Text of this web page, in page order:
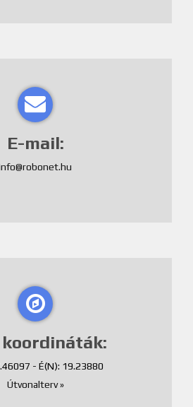
E-mail:
koordináták:
- É(N): 19.23880
Útvonalterv »